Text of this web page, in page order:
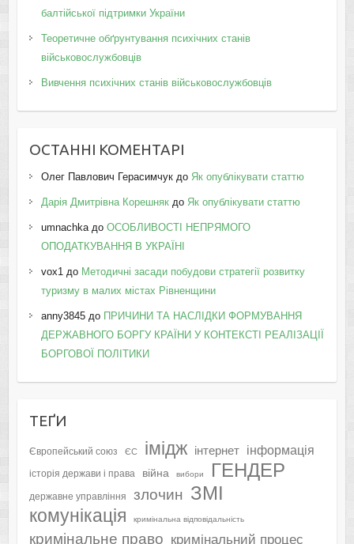
балтійської підтримки України
Теоретичне обґрунтування психічних станів
військовослужбовців
Вивчення психічних станів військовослужбовців
ОСТАННІ КОМЕНТАРІ
Олег Павлович Герасимчукдо Як опублікувати статтю
Дарія Дмитрівна Корешнякдо Як опублікувати статтю
umnachkaдо ОСОБЛИВОСТІ НЕПРЯМОГО
ОПОДАТКУВАННЯ В УКРАЇНІ
vox1до Методичні засади побудови стратегії розвитку
туризму в малих містах Рівненщини
anny3845до ПРИЧИНИ ТА НАСЛІДКИ ФОРМУВАННЯ
ДЕРЖАВНОГО БОРГУ КРАЇНИ У КОНТЕКСТІ РЕАЛІЗАЦІЇ
БОРГОВОЇ ПОЛІТИКИ
ТЕҐИ
Європейський союз ЄС імідж інтернет інформація
історія держави і права війна вибори ГЕНДЕР
державне управління злочин ЗМІ
комунікація кримінальна відповідальність
кримінальне право кримінальний процес